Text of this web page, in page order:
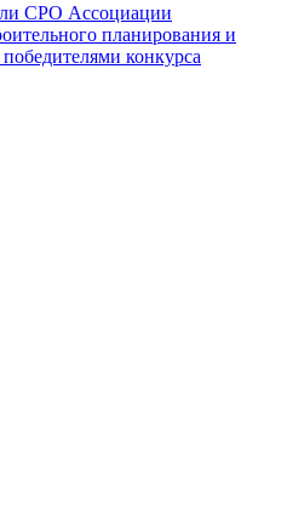
СРО Ассоциации
планирования и
конкурса